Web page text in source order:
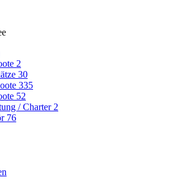
2
30
335
52
/ Charter 2
76